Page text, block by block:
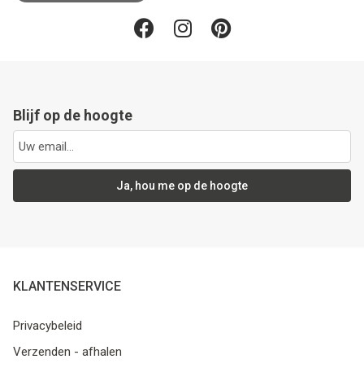
Blijf op de hoogte
Ja, hou me op de hoogte
KLANTENSERVICE
Privacybeleid
Verzenden - afhalen